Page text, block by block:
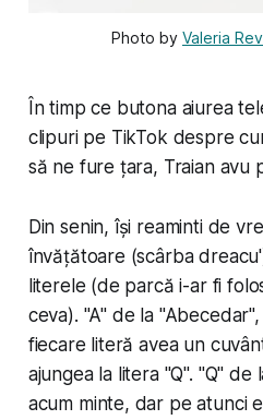
Photo by Valeria
În timp ce butona aiurea
clipuri pe TikTok despre
să ne fure țara, Traian avu
Din senin, își reaminti de
învățătoare (scârba
literele (de parcă i-ar fi
ceva). "A" de la
fiecare literă avea un
ajungea la litera "Q". "Q" de
acum minte, dar pe atunci